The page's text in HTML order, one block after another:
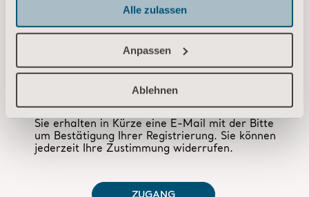
Alle zulassen
Anpassen
Ablehnen